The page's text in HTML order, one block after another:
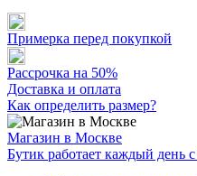
Примерка перед покупкой
Рассрочка на 50%
Доставка и оплата
Как определить размер?
Магазин в Москве
Бутик работает каждый день